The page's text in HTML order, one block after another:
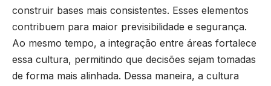
construir bases mais consistentes. Esses elementos
contribuem para maior previsibilidade e segurança.
Ao mesmo tempo, a integração entre áreas fortalece
essa cultura, permitindo que decisões sejam tomadas
de forma mais alinhada. Dessa maneira, a cultura